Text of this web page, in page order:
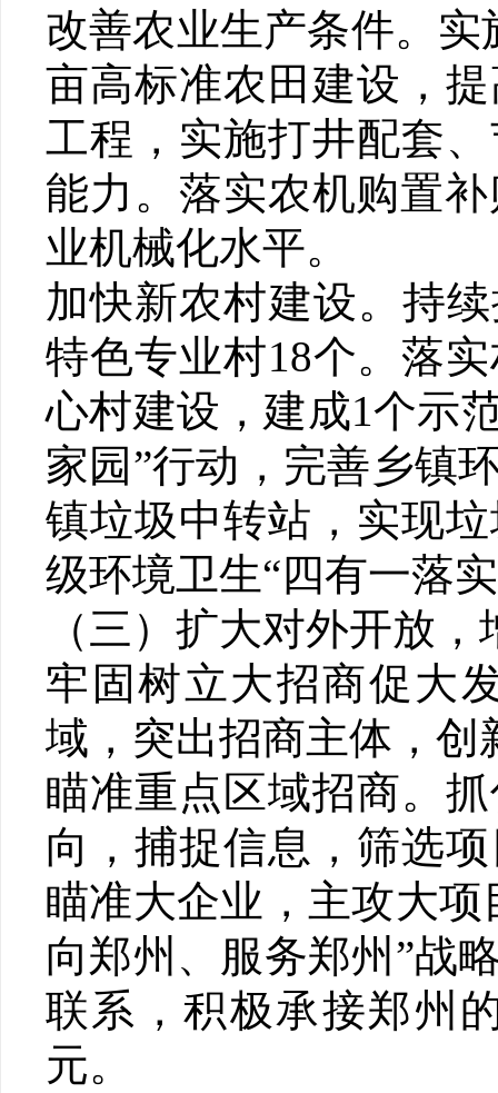
改善农业生产条件。
亩高标准农田建设，
工程，实施打井配套
能力。落实农机购置
业机械化水平。
加快新农村建设。持
特色专业村18个。落
心村建设，建成1个示
家园”行动，完善乡镇
镇垃圾中转站，实现
级环境卫生“四有一落
（三）扩大对外开放
牢固树立大招商促大
域，突出招商主体，
瞄准重点区域招商。
向，捕捉信息，筛选
瞄准大企业，主攻大
向郑州、服务郑州”战
联系，积极承接郑州
元。